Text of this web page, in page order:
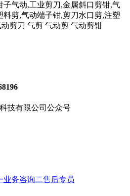
气动,工业剪刀,金属斜口剪钳,气
剪,气动端子钳,剪刀水口剪,注塑
剪刀 气剪 气动剪 气动剪钳
业务咨询二售后专员